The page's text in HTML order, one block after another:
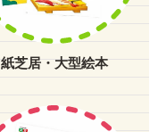
紙芝居・大型絵本